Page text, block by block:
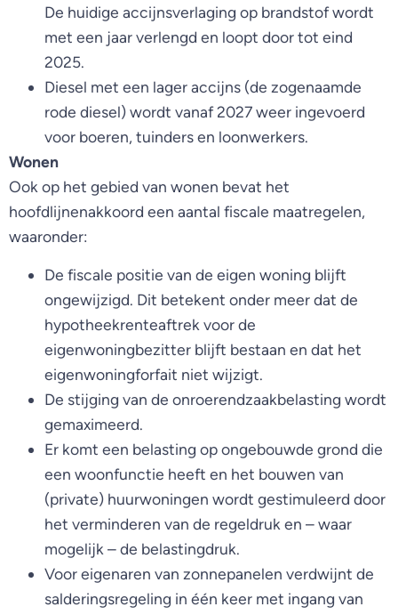
De huidige accijnsverlaging op brandstof wordt
met een jaar verlengd en loopt door tot eind
2025.
Diesel met een lager accijns (de zogenaamde
rode diesel) wordt vanaf 2027 weer ingevoerd
voor boeren, tuinders en loonwerkers.
Wonen
Ook op het gebied van wonen bevat het
hoofdlijnenakkoord een aantal fiscale maatregelen,
waaronder:
De fiscale positie van de eigen woning blijft
ongewijzigd. Dit betekent onder meer dat de
hypotheekrenteaftrek voor de
eigenwoningbezitter blijft bestaan en dat het
eigenwoningforfait niet wijzigt.
De stijging van de onroerendzaakbelasting wordt
gemaximeerd.
Er komt een belasting op ongebouwde grond die
een woonfunctie heeft en het bouwen van
(private) huurwoningen wordt gestimuleerd door
het verminderen van de regeldruk en – waar
mogelijk – de belastingdruk.
Voor eigenaren van zonnepanelen verdwijnt de
salderingsregeling in één keer met ingang van